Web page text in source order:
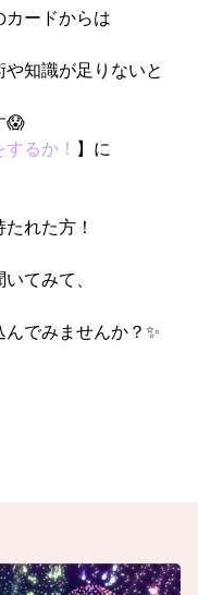
カードからは
知識が足りないと
😱
るか！ 】に
れた方！
てみて、
でみませんか？✨